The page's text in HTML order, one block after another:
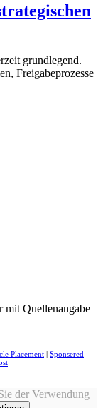
grundlegend.
Freigabeprozesse
Quellenangabe
Placement | Sponsered
der Verwendung